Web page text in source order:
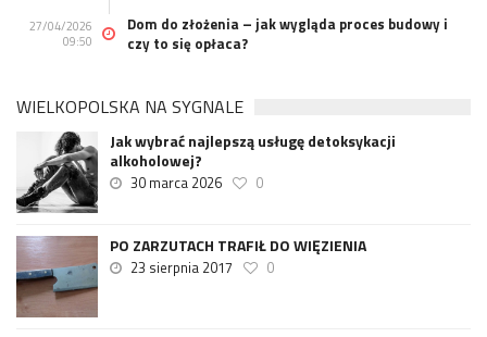
27/04/2026
09:50
Dom do złożenia – jak wygląda proces budowy i
czy to się opłaca?
WIELKOPOLSKA NA SYGNALE
Jak wybrać najlepszą usługę detoksykacji
alkoholowej?
30 marca 2026 0
PO ZARZUTACH TRAFIŁ DO WIĘZIENIA
23 sierpnia 2017 0